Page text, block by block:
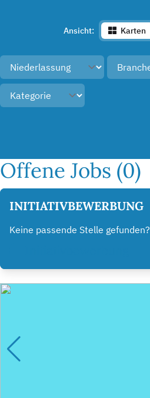
Ansicht: Karten
Offene Jobs (0)
INITIATIVBEWERBUNG
Keine passende Stelle gefunden?